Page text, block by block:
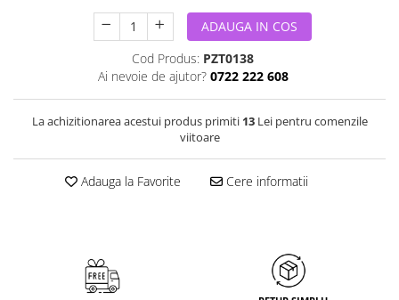
ADAUGA IN COS
Cod Produs: PZT0138
Ai nevoie de ajutor? 0722 222 608
La achizitionarea acestui produs primiti 13Lei pentru comenzile
viitoare
Adauga la Favorite Cere informatii